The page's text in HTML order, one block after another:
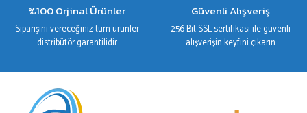
%100 Orjinal Ürünler
Siparişini vereceğiniz tüm ürünler
distribütör garantilidir
Güvenli Alışveriş
256 Bit SSL sertifikası ile güvenli
alışverişin keyfini çıkarın